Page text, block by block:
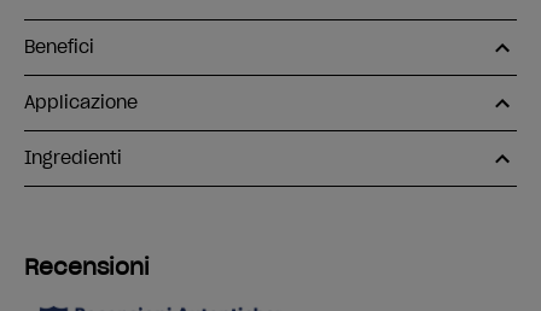
Benefici
Applicazione
Ingredienti